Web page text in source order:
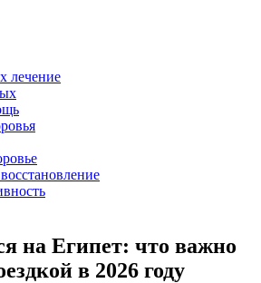
лечение
на Египет: что важно
в 2026 году